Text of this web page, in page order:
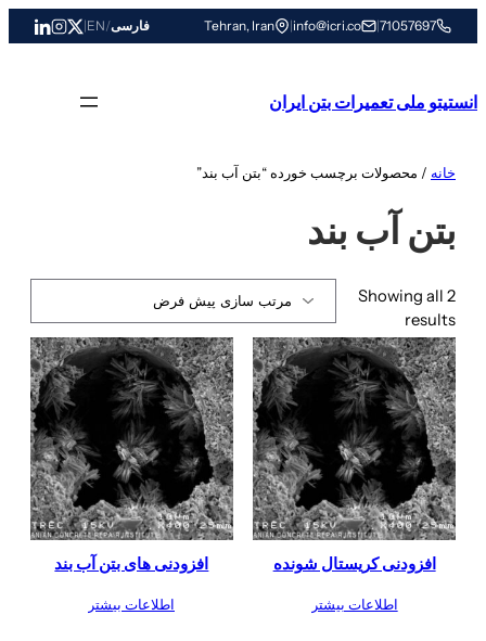
به
71057697
|
info@icri.co
|
Tehran, Iran فارسی/
EN
|
انستیتو ملی تعمیرات بتن ایران
خانه / محصولات برچسب خورده “بتن آب بند”
بتن آب بند
Showing all 2
results
افزودنی کریستال شونده
اطلاعات بیشتر
افزودنی های بتن آب بند
اطلاعات بیشتر